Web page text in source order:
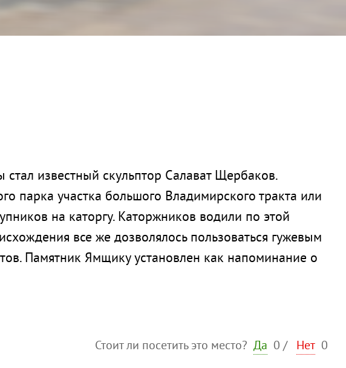
стал известный скульптор Салават Щербаков.
парка участка большого Владимирского тракта или
на каторгу. Каторжников водили по этой
все же дозволялось пользоваться гужевым
Памятник Ямщику установлен как напоминание о
Стоит ли посетить это место? Да 0 / Нет 0